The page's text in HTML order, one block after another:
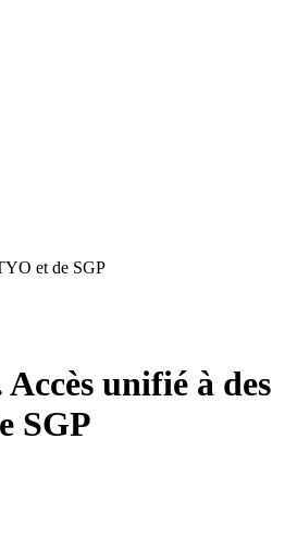
et de SGP
unifié à des
SGP